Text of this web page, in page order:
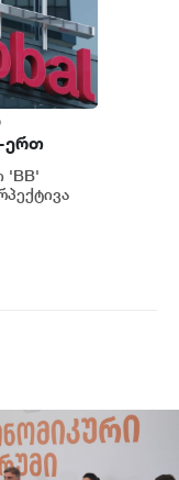
ერთ
-
'BB'